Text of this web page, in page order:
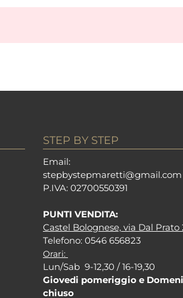
STEP BY STEP
Email:
stepbystepmaretti@gmail.com
P.IVA: 02700550391
PUNTI VENDITA:
Castel Bolognese, via Dal Prato
Telefono: 0546 656823
Orari:
Lun/Sab 9-12,30 / 16-19,30
Giovedi pomeriggio e
chiuso